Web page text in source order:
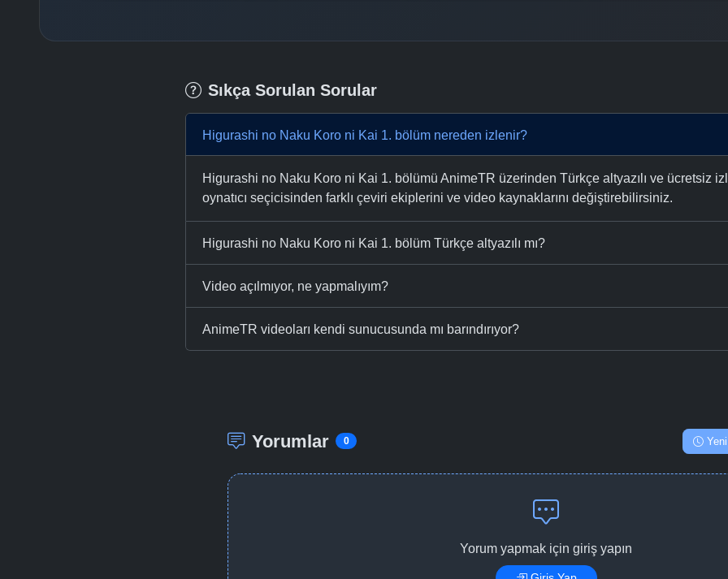
Sıkça Sorulan Sorular
Higurashi no Naku Koro ni Kai 1. bölüm nereden izlenir?
Higurashi no Naku Koro ni Kai 1. bölümü AnimeTR üzerinden Türkçe altyazılı ve ücretsiz
oynatıcı seçicisinden farklı çeviri ekiplerini ve video kaynaklarını değiştirebilirsiniz.
Higurashi no Naku Koro ni Kai 1. bölüm Türkçe altyazılı mı?
Video açılmıyor, ne yapmalıyım?
AnimeTR videoları kendi sunucusunda mı barındırıyor?
Yorumlar 0 Yeni
Yorum yapmak için giriş yapın